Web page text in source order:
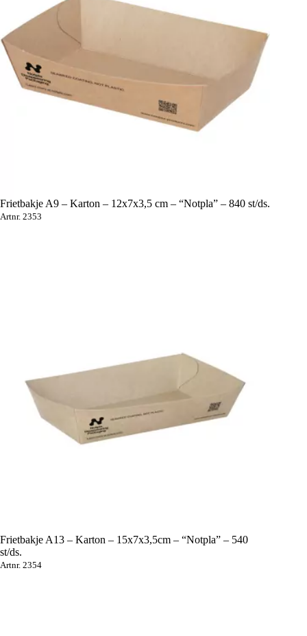
Frietbakje A9 – Karton – 12x7x3,5 cm – “Notpla” – 840 st/ds.
Artnr. 2353
Frietbakje A13 – Karton – 15x7x3,5cm – “Notpla” – 540
st/ds.
Artnr. 2354